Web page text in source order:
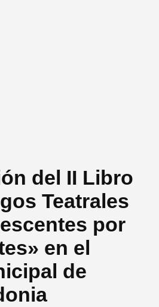
del II Libro
Teatrales
por
en el
de